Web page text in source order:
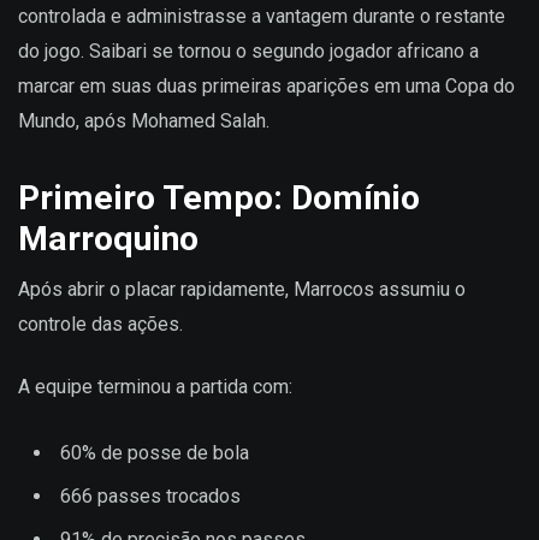
controlada e administrasse a vantagem durante o restante
do jogo. Saibari se tornou o segundo jogador africano a
marcar em suas duas primeiras aparições em uma Copa do
Mundo, após Mohamed Salah.
Primeiro Tempo: Domínio
Marroquino
Após abrir o placar rapidamente, Marrocos assumiu o
controle das ações.
A equipe terminou a partida com:
60% de posse de bola
666 passes trocados